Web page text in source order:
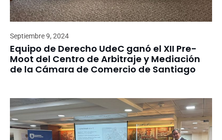
Septiembre 9, 2024
Equipo de Derecho UdeC ganó el XII Pre-
Moot del Centro de Arbitraje y Mediación
de la Cámara de Comercio de Santiago